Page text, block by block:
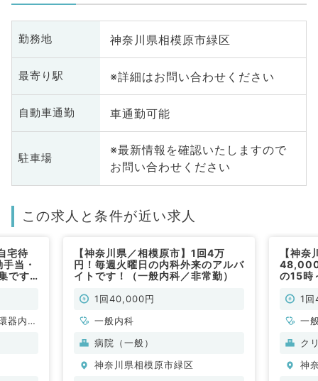
勤務地 神奈川県相模原市緑区
最寄り駅 ※詳細はお問い合わせください
自動車通勤 車通勤可能
駐車場
※最新情報を確認いたしますので
お問い合わせください
この求人と条件が近い求人
宅待
当・
です
器内
【神奈川県／相模原市】1回4万
円！毎週火曜日の内科外来のアルバ
イトです！（一般内科／非常勤）
1回40,000円
一般内科
病院（一般）
神奈川県相模原市緑区
【神
48,000
の15時
能で
1
一
ク
神